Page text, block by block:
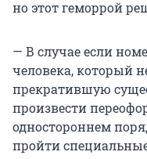
но этот геморрой
— В случае если
человека, который
прекратившую
произвести
одностороннем
пройти